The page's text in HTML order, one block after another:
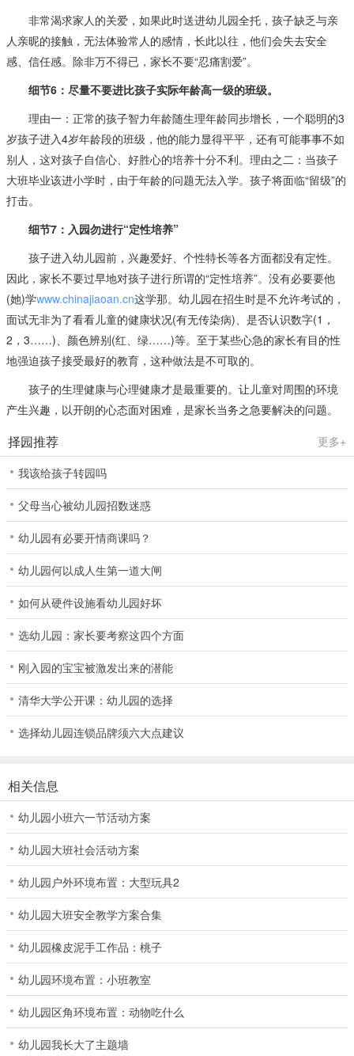
非常渴求家人的关爱，如果此时送进幼儿园全托，孩子缺乏与亲
人亲昵的接触，无法体验常人的感情，长此以往，他们会失去安全
感、信任感。除非万不得已，家长不要“忍痛割爱”。
细节6：尽量不要进比孩子实际年龄高一级的班级。
理由一：正常的孩子智力年龄随生理年龄同步增长，一个聪明的3
岁孩子进入4岁年龄段的班级，他的能力显得平平，还有可能事事不如
别人，这对孩子自信心、好胜心的培养十分不利。理由之二：当孩子
大班毕业该进小学时，由于年龄的问题无法入学。孩子将面临“留级”的
打击。
细节7：入园勿进行“定性培养”
孩子进入幼儿园前，兴趣爱好、个性特长等各方面都没有定性。
因此，家长不要过早地对孩子进行所谓的“定性培养”。没有必要要他
(她)学www.chinajiaoan.cn这学那。幼儿园在招生时是不允许考试的，
面试无非为了看看儿童的健康状况(有无传染病)、是否认识数字(1，
2，3……)、颜色辨别(红、绿……)等。至于某些心急的家长有目的性
地强迫孩子接受最好的教育，这种做法是不可取的。
孩子的生理健康与心理健康才是最重要的。让儿童对周围的环境
产生兴趣，以开朗的心态面对困难，是家长当务之急要解决的问题。
择园推荐
更多+
我该给孩子转园吗
父母当心被幼儿园招数迷惑
幼儿园有必要开情商课吗？
幼儿园何以成人生第一道大闸
如何从硬件设施看幼儿园好坏
选幼儿园：家长要考察这四个方面
刚入园的宝宝被激发出来的潜能
清华大学公开课：幼儿园的选择
选择幼儿园连锁品牌须六大点建议
相关信息
幼儿园小班六一节活动方案
幼儿园大班社会活动方案
幼儿园户外环境布置：大型玩具2
幼儿园大班安全教学方案合集
幼儿园橡皮泥手工作品：桃子
幼儿园环境布置：小班教室
幼儿园区角环境布置：动物吃什么
幼儿园我长大了主题墙